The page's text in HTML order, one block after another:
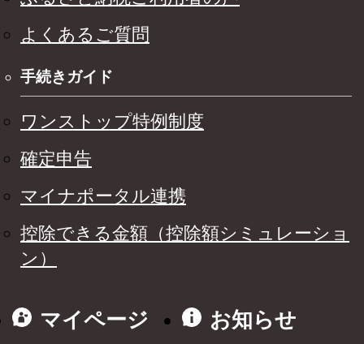
よくあるご質問
手続きガイド
ワンストップ特例制度
確定申告
マイナポータル連携
控除できる金額（控除額シミュレーショ
ン）
マイページ
お知らせ